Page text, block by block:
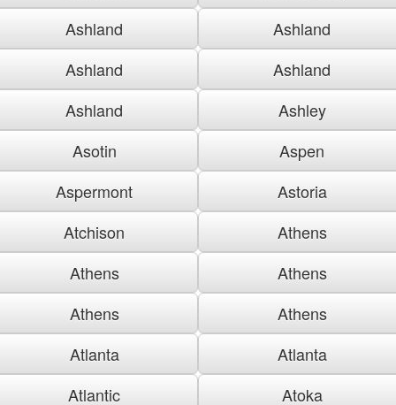
Ashland
Ashland
Ashland
Ashland
Ashland
Ashley
Asotin
Aspen
Aspermont
Astoria
Atchison
Athens
Athens
Athens
Athens
Athens
Atlanta
Atlanta
Atlantic
Atoka